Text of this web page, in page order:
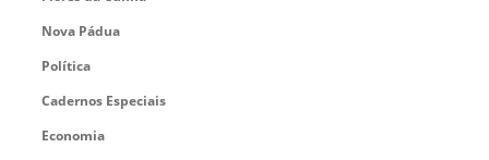
Nova Pádua
Política
Cadernos Especiais
Economia